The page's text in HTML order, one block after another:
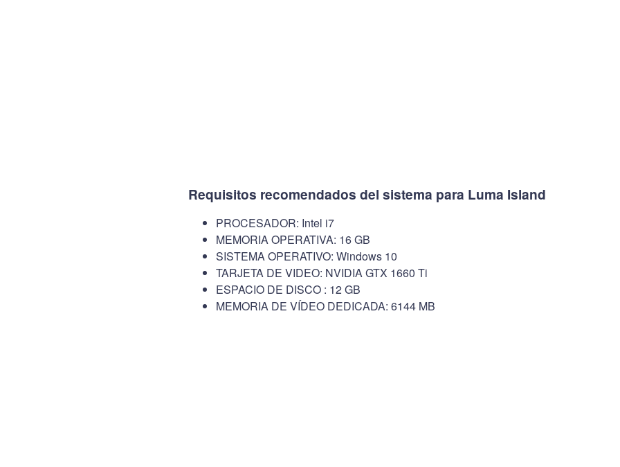
Requisitos recomendados del sistema para Luma Island
PROCESADOR: Intel i7
MEMORIA OPERATIVA: 16 GB
SISTEMA OPERATIVO: Windows 10
TARJETA DE VIDEO: NVIDIA GTX 1660 Ti
ESPACIO DE DISCO : 12 GB
MEMORIA DE VÍDEO DEDICADA: 6144 MB